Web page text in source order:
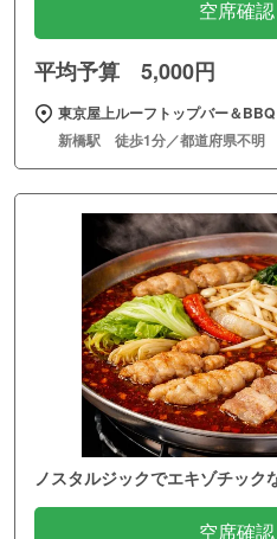
空席確
平均予算 5,000円
東京屋上ルーフトップバー＆
新橋駅 徒歩1分／都道府県不明
ノスタルジックでエキゾチック
空席確